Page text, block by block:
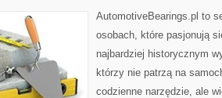
AutomotiveBearings.pl to
osobach, które pasjonują
najbardziej historycznym
którzy nie patrzą na
codzienne narzędzie, ale